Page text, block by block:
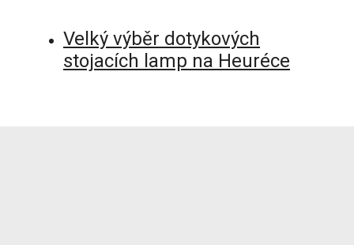
Velký výběr dotykových
stojacích lamp na Heuréce